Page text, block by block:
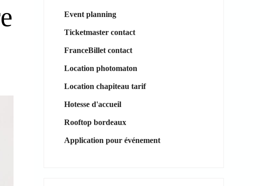
Event planning
Ticketmaster contact
FranceBillet contact
Location photomaton
Location chapiteau tarif
Hotesse d'accueil
Rooftop bordeaux
Application pour événement